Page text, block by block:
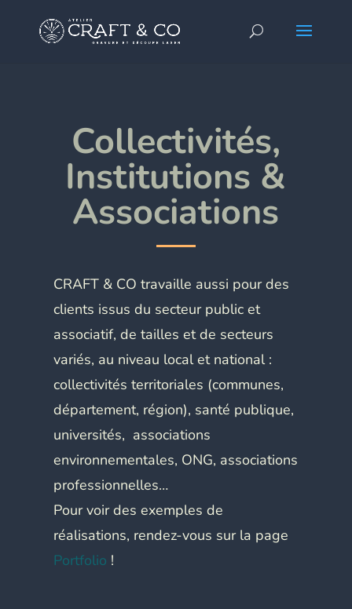
Collectivités,
Institutions &
Associations
CRAFT & CO travaille aussi pour des
clients issus du secteur public et
associatif, de tailles et de secteurs
variés, au niveau local et national :
collectivités territoriales (communes,
département, région), santé publique,
universités, associations
environnementales, ONG, associations
professionnelles…
Pour voir des exemples de
réalisations, rendez-vous sur la page
Portfolio !